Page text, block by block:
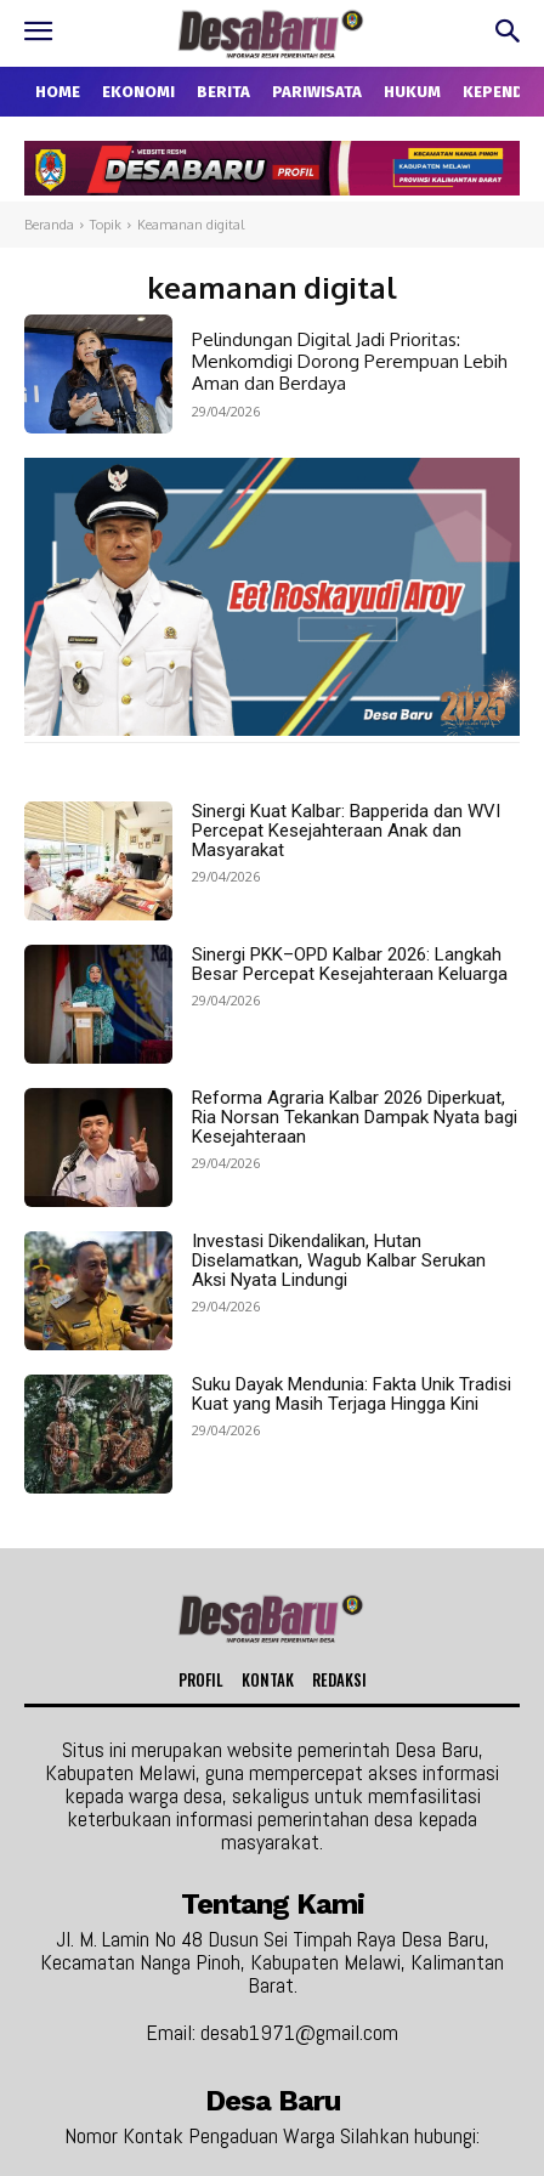
HOME EKONOMI BERITA PARIWISATA HUKUM
Beranda Topik Keamanan digital
keamanan digital
Pelindungan Digital Jadi Prioritas:
Menkomdigi Dorong Perempuan Lebih
Aman dan Berdaya
29/04/2026
Sinergi Kuat Kalbar: Bapperida dan WVI
Percepat Kesejahteraan Anak dan
Masyarakat
29/04/2026
Sinergi PKK–OPD Kalbar 2026: Langkah
Besar Percepat Kesejahteraan Keluarga
29/04/2026
Reforma Agraria Kalbar 2026 Diperkuat,
Ria Norsan Tekankan Dampak Nyata bagi
Kesejahteraan
29/04/2026
Investasi Dikendalikan, Hutan
Diselamatkan, Wagub Kalbar Serukan
Aksi Nyata Lindungi
29/04/2026
Suku Dayak Mendunia: Fakta Unik Tradisi
Kuat yang Masih Terjaga Hingga Kini
29/04/2026
PROFIL KONTAK REDAKSI
Situs ini merupakan website pemerintah Desa Baru,
Kabupaten Melawi, guna mempercepat akses informasi
kepada warga desa, sekaligus untuk memfasilitasi
keterbukaan informasi pemerintahan desa kepada
masyarakat.
Tentang Kami
Jl. M. Lamin No 48 Dusun Sei Timpah Raya Desa Baru,
Kecamatan Nanga Pinoh, Kabupaten Melawi, Kalimantan
Barat.
Email: desab1971@gmail.com
Desa Baru
Nomor Kontak Pengaduan Warga Silahkan hubungi: